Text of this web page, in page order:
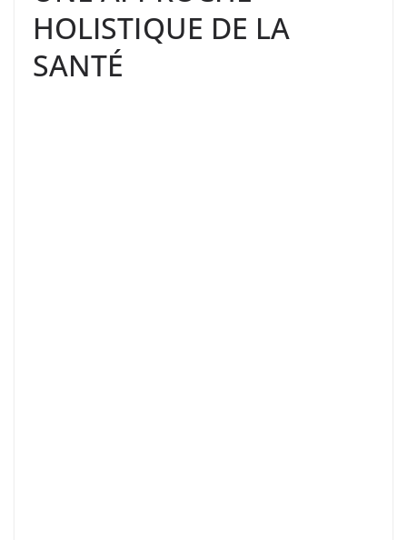
HOLISTIQUE DE LA
SANTÉ